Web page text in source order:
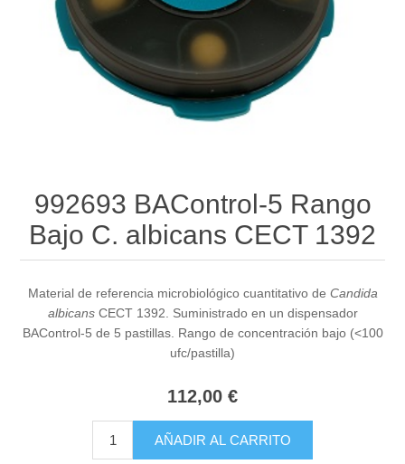
992693 BAControl-5 Rango
Bajo C. albicans CECT 1392
Material de referencia microbiológico cuantitativo de Candida
albicansCECT 1392. Suministrado en un dispensador
BAControl-5 de 5 pastillas. Rango de concentración bajo (<100
ufc/pastilla)
112,00 €
AÑADIR AL CARRITO